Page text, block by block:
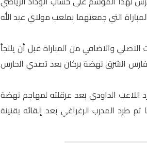
3-2 بعدما انتهت المباراة التي جمعتهما بملعب مولاي عبد الله
والاضافي من المباراة قبل أن يلتجأ
لفارس الشرق نهضة بركان بعد تصدي الحارس
اللاعب الداودي بعد عرقلته لمهاجم نهضة
طرد المدرب الرغراغي بعد إلقائه بقنينة